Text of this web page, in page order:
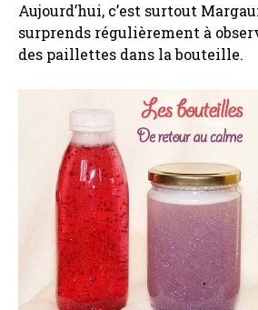
Aujourd’hui, c’est surtout
surprends régulièrement à
des paillettes dans la bouteille.